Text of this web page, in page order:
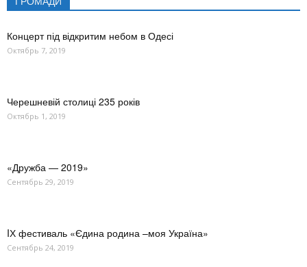
Концерт під відкритим небом в Одесі
Октябрь 7, 2019
Черешневій столиці 235 років
Октябрь 1, 2019
«Дружба — 2019»
Сентябрь 29, 2019
IХ фестиваль «Єдина родина –моя Україна»
Сентябрь 24, 2019